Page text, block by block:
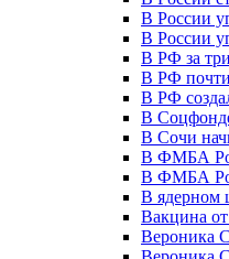
В России
В России
В РФ за
В РФ почти
В РФ
В
В Сочи
В ФМБА
В ФМБА
В ядерном
Вакцина
Вероника